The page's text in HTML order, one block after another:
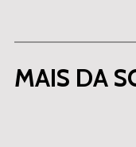
MAIS DA